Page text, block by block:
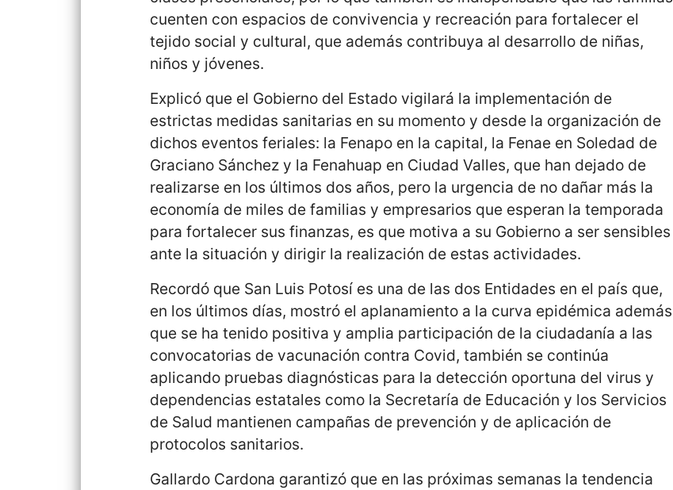
cuenten con espacios de convivencia y recreación para fortalecer el
tejido social y cultural, que además contribuya al desarrollo de niñas,
niños y jóvenes.
Explicó que el Gobierno del Estado vigilará la implementación de
estrictas medidas sanitarias en su momento y desde la organización de
dichos eventos feriales: la Fenapo en la capital, la Fenae en Soledad de
Graciano Sánchez y la Fenahuap en Ciudad Valles, que han dejado de
realizarse en los últimos dos años, pero la urgencia de no dañar más la
economía de miles de familias y empresarios que esperan la temporada
para fortalecer sus finanzas, es que motiva a su Gobierno a ser sensibles
ante la situación y dirigir la realización de estas actividades.
Recordó que San Luis Potosí es una de las dos Entidades en el país que,
en los últimos días, mostró el aplanamiento a la curva epidémica además
que se ha tenido positiva y amplia participación de la ciudadanía a las
convocatorias de vacunación contra Covid, también se continúa
aplicando pruebas diagnósticas para la detección oportuna del virus y
dependencias estatales como la Secretaría de Educación y los Servicios
de Salud mantienen campañas de prevención y de aplicación de
protocolos sanitarios.
Gallardo Cardona garantizó que en las próximas semanas la tendencia